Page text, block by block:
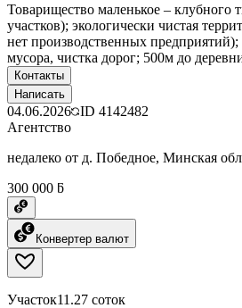
Товарищество маленькое – клубного
участков); экологически чистая
нет производственных
мусора, чистка дорог; 500м до
Контакты
Написать
04.06.2026 ID 4142482
Агентство
недалеко от д. Победное, Минская
300 000 ƃ
Конвертер валют
Участок11.27 соток